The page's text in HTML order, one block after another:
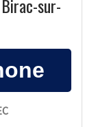
sur-